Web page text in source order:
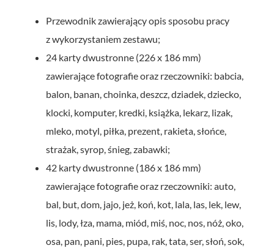
Przewodnik zawierający opis sposobu pracy
z wykorzystaniem zestawu;
24 karty dwustronne (226 x 186 mm)
zawierające fotografie oraz rzeczowniki: babcia,
balon, banan, choinka, deszcz, dziadek, dziecko,
klocki, komputer, kredki, książka, lekarz, lizak,
mleko, motyl, piłka, prezent, rakieta, słońce,
strażak, syrop, śnieg, zabawki;
42 karty dwustronne (186 x 186 mm)
zawierające fotografie oraz rzeczowniki: auto,
bal, but, dom, jajo, jeż, koń, kot, lala, las, lek, lew,
lis, lody, łza, mama, miód, miś, noc, nos, nóż, oko,
osa, pan, pani, pies, pupa, rak, tata, ser, słoń, sok,